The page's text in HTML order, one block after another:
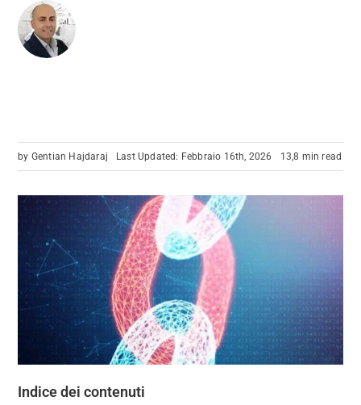
by Gentian Hajdaraj Last Updated: Febbraio 16th, 2026 13,8 min read
Indice dei contenuti